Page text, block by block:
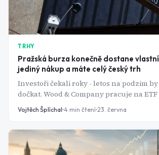
TRHY
Pražská burza konečně dostane vlastní
jediný nákup a máte celý český trh
Investoři čekali roky - letos na podzim
dočkat. Wood & Company pracuje na
na index PX, které umožní koupit celý
blue chips jedním obchodem.
Vojtěch Šplíchal 4 min čtení 23. června